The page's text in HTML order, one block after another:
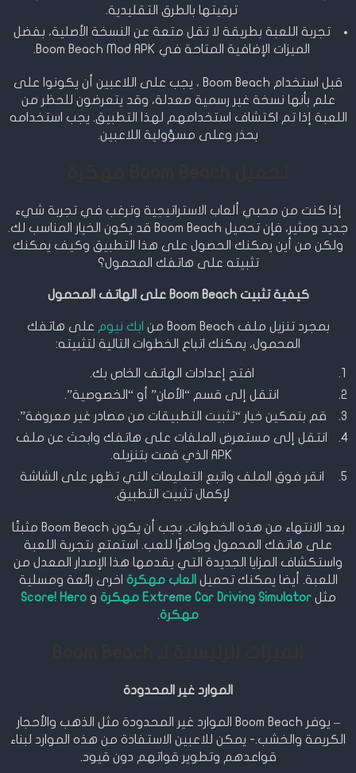
ترقيتها بالطرق التقليدية.
تجربة اللعبة بطريقة لا تقل متعة عن النسخة الأصلية، بفضل
الميزات الإضافية المتاحة في Boom Beach Mod APK.
قبل استخدام Boom Beach ، يجب على اللاعبين أن يكونوا على
علم بأنها نسخة غير رسمية معدلة، وقد يتعرضون للحظر من
اللعبة إذا تم اكتشاف استخدامهم لهذا التطبيق. يجب استخدامه
بحذر وعلى مسؤولية اللاعبين.
إذا كنت من محبي ألعاب الاستراتيجية وترغب في تجربة شيء
جديد ومثير، فإن تحميل Boom Beach قد يكون الخيار المناسب لك.
ولكن من أين يمكنك الحصول على هذا التطبيق وكيف يمكنك
تثبيته على هاتفك المحمول؟
كيفية تثبيت Boom Beach على الهاتف المحمول
بمجرد تنزيل ملف Boom Beach من ابك نيوم على هاتفك
المحمول، يمكنك اتباع الخطوات التالية لتثبيته:
افتح إعدادات الهاتف الخاص بك.
انتقل إلى قسم “الأمان” أو “الخصوصية”.
قم بتمكين خيار “تثبيت التطبيقات من مصادر غير معروفة”.
انتقل إلى مستعرض الملفات على هاتفك وابحث عن ملف
APK الذي قمت بتنزيله.
انقر فوق الملف واتبع التعليمات التي تظهر على الشاشة
لإكمال تثبيت التطبيق.
بعد الانتهاء من هذه الخطوات، يجب أن يكون Boom Beach مثبتًا
على هاتفك المحمول وجاهزًا للعب. استمتع بتجربة اللعبة
واستكشاف المزايا الجديدة التي يقدمها هذا الإصدار المعدل من
اللعبة. أيضا يمكنك تحميل العاب مهكرة اخرى رائعة ومسلية
مثلExtreme Car Driving Simulator مهكرة وScore! Hero
مهكرة.
الموارد غير المحدودة
– يوفر Boom Beach الموارد غير المحدودة مثل الذهب والأحجار
الكريمة والخشب.- يمكن للاعبين الاستفادة من هذه الموارد لبناء
قواعدهم وتطوير قواتهم دون قيود.